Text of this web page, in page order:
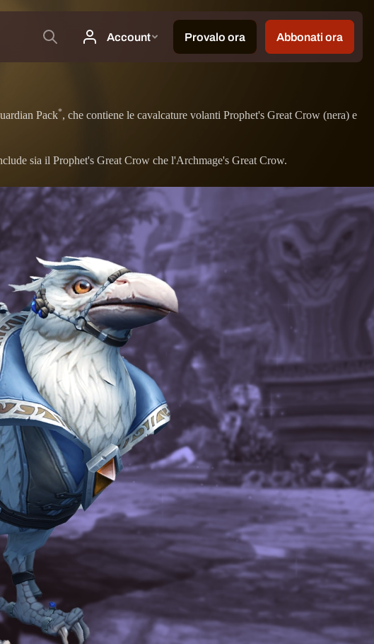
Pack*, che contiene le cavalcature volanti Prophet's Great Crow (nera) e
sia il Prophet's Great Crow che l'Archmage's Great Crow.